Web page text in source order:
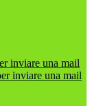
inviare una mail
inviare una mail